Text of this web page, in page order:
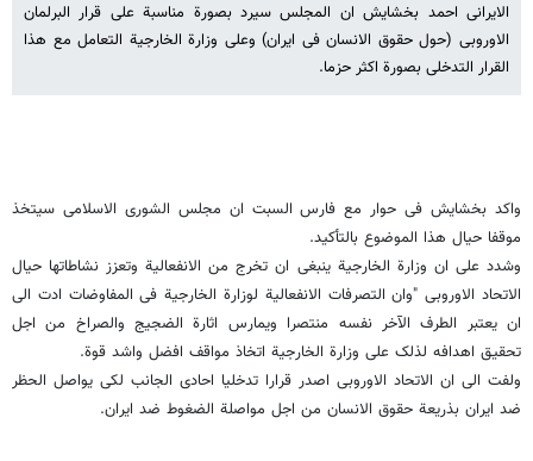
الایرانی احمد بخشایش ان المجلس سیرد بصورة مناسبة على قرار البرلمان
الاوروبی (حول حقوق الانسان فی ایران) وعلى وزارة الخارجیة التعامل مع هذا
القرار التدخلی بصورة اکثر حزما.
واکد بخشایش فی حوار مع فارس السبت ان مجلس الشورى الاسلامی سیتخذ
موقفا حیال هذا الموضوع بالتأکید.
وشدد على ان وزارة الخارجیة ینبغی ان تخرج من الانفعالیة وتعزز نشاطاتها حیال
الاتحاد الاوروبی "وان التصرفات الانفعالیة لوزارة الخارجیة فی المفاوضات ادت الى
ان یعتبر الطرف الآخر نفسه منتصرا ویمارس اثارة الضجیج والصراخ من اجل
تحقیق اهدافه لذلک على وزارة الخارجیة اتخاذ مواقف افضل واشد قوة.
ولفت الى ان الاتحاد الاوروبی اصدر قرارا تدخلیا احادی الجانب لکی یواصل الحظر
ضد ایران بذریعة حقوق الانسان من اجل مواصلة الضغوط ضد ایران.